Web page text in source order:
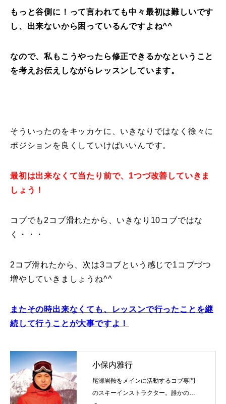
もっと谷側に！って言われても中々最初は難しいです
し、出来ないから困っているんですよね^^
なので、私もこうやったら修正できるかなということ
を考えお伝えしながらレッスンしています。
そういったのをキッカケに、いきなりではなく徐々に
ポジションを良くしていけばいいんです。
最初は出来なくて当たり前で、1つづ改善していきま
しょう！
コブでも2コブ滑れたから、いきなり10コブではな
く・・・
2コブ滑れたから、次は3コブという感じで1コブづつ
増やしていきましょうね^^
またその時出来なくても、レッスンで行ったことを継
続して行うことが大事ですよ！
小保内雅行
尾瀬岩鞍をメインに活動するコブ専門
のスキーインストラクター。誰かの評